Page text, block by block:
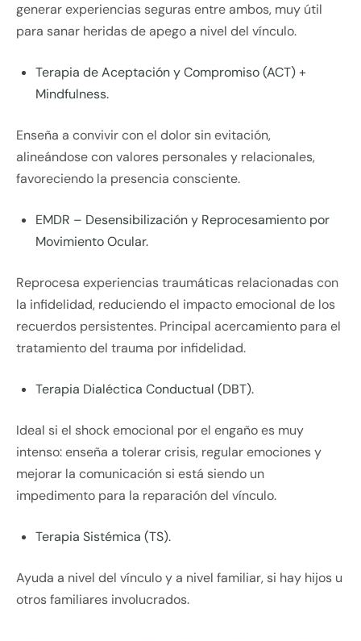
generar experiencias seguras entre ambos, muy útil
para sanar heridas de apego a nivel del vínculo.
Terapia de Aceptación y Compromiso (ACT) +
Mindfulness.
Enseña a convivir con el dolor sin evitación,
alineándose con valores personales y relacionales,
favoreciendo la presencia consciente.
EMDR – Desensibilización y Reprocesamiento por
Movimiento Ocular.
Reprocesa experiencias traumáticas relacionadas con
la infidelidad, reduciendo el impacto emocional de los
recuerdos persistentes. Principal acercamiento para el
tratamiento del trauma por infidelidad.
Terapia Dialéctica Conductual (DBT).
Ideal si el shock emocional por el engaño es muy
intenso: enseña a tolerar crisis, regular emociones y
mejorar la comunicación si está siendo un
impedimento para la reparación del vínculo.
Terapia Sistémica (TS).
Ayuda a nivel del vínculo y a nivel familiar, si hay hijos u
otros familiares involucrados.